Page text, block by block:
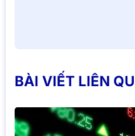
BÀI VIẾT LIÊN